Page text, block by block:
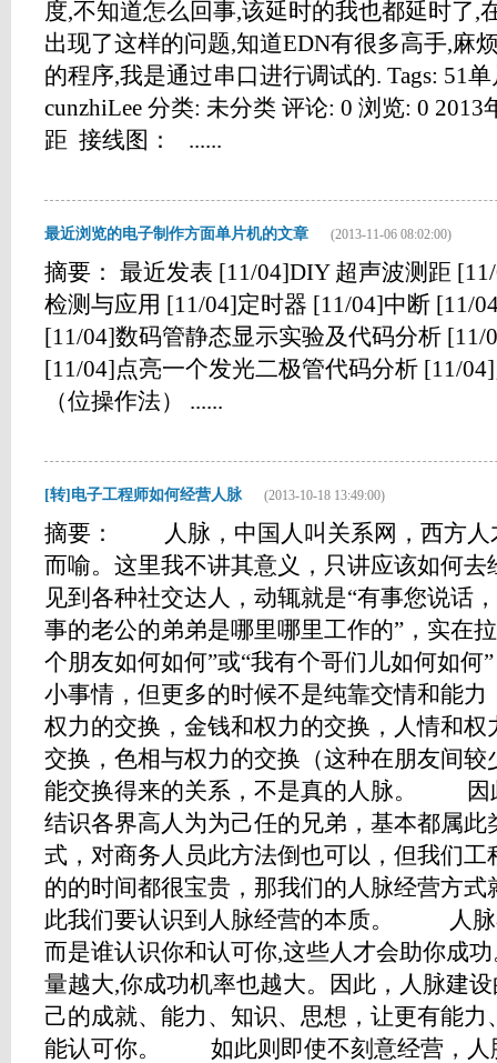
度,不知道怎么回事,该延时的我也都延时了,
出现了这样的问题,知道EDN有很多高手,麻
的程序,我是通过串口进行调试的. Tags: 51
cunzhiLee 分类: 未分类 评论: 0 浏览: 0
距 接线图： ......
最近浏览的电子制作方面单片机的文章 (2013-11-06 08:02:00)
摘要： 最近发表 [11/04]DIY 超声波测距
检测与应用 [11/04]定时器 [11/04]中断 [11/
[11/04]数码管静态显示实验及代码分析 [11/
[11/04]点亮一个发光二极管代码分析 [11/
（位操作法） ......
[转]电子工程师如何经营人脉 (2013-10-18 13:49:00)
摘要： 人脉，中国人叫关系网，西方人
而喻。这里我不讲其意义，只讲应该如
见到各种社交达人，动辄就是“有事您说话
事的老公的弟弟是哪里哪里工作的”，实在
个朋友如何如何”或“我有个哥们儿如何如何
小事情，但更多的时候不是纯靠交情和能
权力的交换，金钱和权力的交换，人情和
交换，色相与权力的交换（这种在朋友间
能交换得来的关系，不是真的人脉。 因
结识各界高人为为己任的兄弟，基本都属
式，对商务人员此方法倒也可以，但我们
的的时间都很宝贵，那我们的人脉经营方
此我们要认识到人脉经营的本质。 人脉
而是谁认识你和认可你,这些人才会助你成
量越大,你成功机率也越大。因此，人脉建
己的成就、能力、知识、思想，让更有能
能认可你。 如此则即使不刻意经营，人